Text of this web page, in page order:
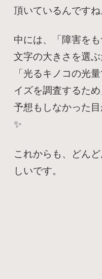
頂いているんですね
中には、「障害を
文字の大きさを選ぶ
「光るキノコの光
イズを調査するた
予想もしなかった
✨
これからも、どん
しいです。